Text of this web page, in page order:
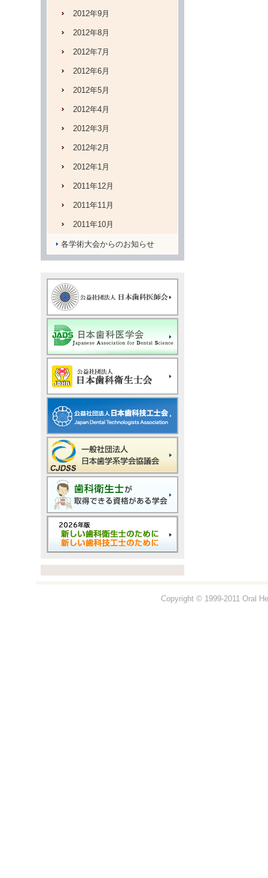
2012年9月
2012年8月
2012年7月
2012年6月
2012年5月
2012年4月
2012年3月
2012年2月
2012年1月
2011年12月
2011年11月
2011年10月
各学術大会からのお知らせ
Copyright © 1999-2011 Oral